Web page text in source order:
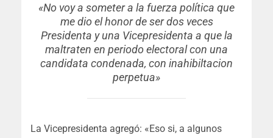
«No voy a someter a la fuerza política que
me dio el honor de ser dos veces
Presidenta y una Vicepresidenta a que la
maltraten en periodo electoral con una
candidata condenada, con inahibiltacion
perpetua»
La Vicepresidenta agregó: «Eso si, a algunos